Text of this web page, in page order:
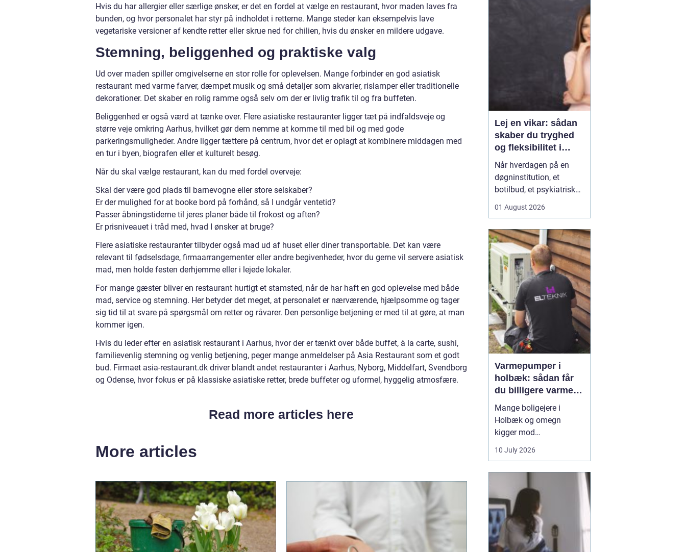
Hvis du har allergier eller særlige ønsker, er det en fordel at vælge en restaurant, hvor maden laves fra
bunden, og hvor personalet har styr på indholdet i retterne. Mange steder kan eksempelvis lave
vegetariske versioner af kendte retter eller skrue ned for chilien, hvis du ønsker en mildere udgave.
Stemning, beliggenhed og praktiske valg
Ud over maden spiller omgivelserne en stor rolle for oplevelsen. Mange forbinder en god asiatisk
restaurant med varme farver, dæmpet musik og små detaljer som akvarier, rislamper eller traditionelle
dekorationer. Det skaber en rolig ramme også selv om der er livlig trafik til og fra buffeten.
Beliggenhed er også værd at tænke over. Flere asiatiske restauranter ligger tæt på indfaldsveje og
større veje omkring Aarhus, hvilket gør dem nemme at komme til med bil og med gode
parkeringsmuligheder. Andre ligger tættere på centrum, hvor det er oplagt at kombinere middagen med
en tur i byen, biografen eller et kulturelt besøg.
Når du skal vælge restaurant, kan du med fordel overveje:
Skal der være god plads til barnevogne eller store selskaber?
Er der mulighed for at booke bord på forhånd, så I undgår ventetid?
Passer åbningstiderne til jeres planer både til frokost og aften?
Er prisniveauet i tråd med, hvad I ønsker at bruge?
Flere asiatiske restauranter tilbyder også mad ud af huset eller diner transportable. Det kan være
relevant til fødselsdage, firmaarrangementer eller andre begivenheder, hvor du gerne vil servere asiatisk
mad, men holde festen derhjemme eller i lejede lokaler.
For mange gæster bliver en restaurant hurtigt et stamsted, når de har haft en god oplevelse med både
mad, service og stemning. Her betyder det meget, at personalet er nærværende, hjælpsomme og tager
sig tid til at svare på spørgsmål om retter og råvarer. Den personlige betjening er med til at gøre, at man
kommer igen.
Hvis du leder efter en asiatisk restaurant i Aarhus, hvor der er tænkt over både buffet, à la carte, sushi,
familievenlig stemning og venlig betjening, peger mange anmeldelser på Asia Restaurant som et godt
bud. Firmaet asia-restaurant.dk driver blandt andet restauranter i Aarhus, Nyborg, Middelfart, Svendborg
og Odense, hvor fokus er på klassiske asiatiske retter, brede buffeter og uformel, hyggelig atmosfære.
Read more articles here
More articles
driftsikkerheden ofte af,
Lej en vikar: sådan
skaber du tryghed
og fleksibilitet i
hverdagen
Når hverdagen på en
døgninstitution, et
botilbud, et psykiatrisk
pludselig ændrer sig, kan
hænder opstå fra den
ene dag til den anden.
Sygdom, ferie, akutte
indskrivninger eller
komplekse borgersager
presser d...
01 August 2026
Varmepumper i
holbæk: sådan får
du billigere varme
og bedre indeklima
Mange boligejere i
Holbæk og omegn
kigger mod
varmepumper for at
sænke varmeregningen
varmepumpe udnytter
energien i luften udenfor
og omdanner den til
varme inde i huset. Det
er en enkel løsning, som
10 July 2026